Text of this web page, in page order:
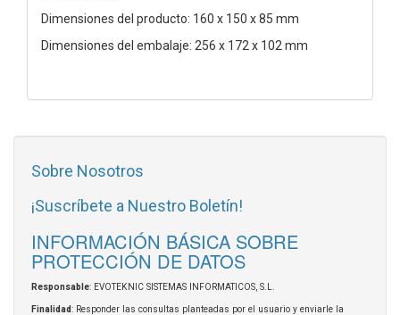
Dimensiones del producto: 160 x 150 x 85 mm
Dimensiones del embalaje: 256 x 172 x 102 mm
Sobre Nosotros
¡Suscríbete a Nuestro Boletín!
INFORMACIÓN BÁSICA SOBRE
PROTECCIÓN DE DATOS
Responsable: EVOTEKNIC SISTEMAS INFORMATICOS, S.L.
Finalidad: Responder las consultas planteadas por el usuario y enviarle la